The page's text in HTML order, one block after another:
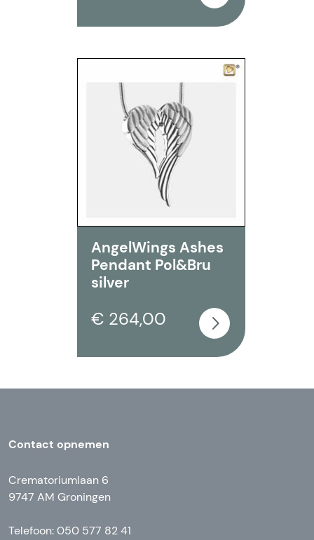
AngelWings Ashes
Pendant Pol&Bru
silver
€ 264,00
Contact opnemen
Crematoriumlaan 6
9747 AM Groningen
Telefoon: 050 577 82 41